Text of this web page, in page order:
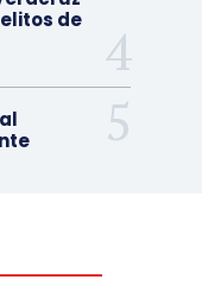
de